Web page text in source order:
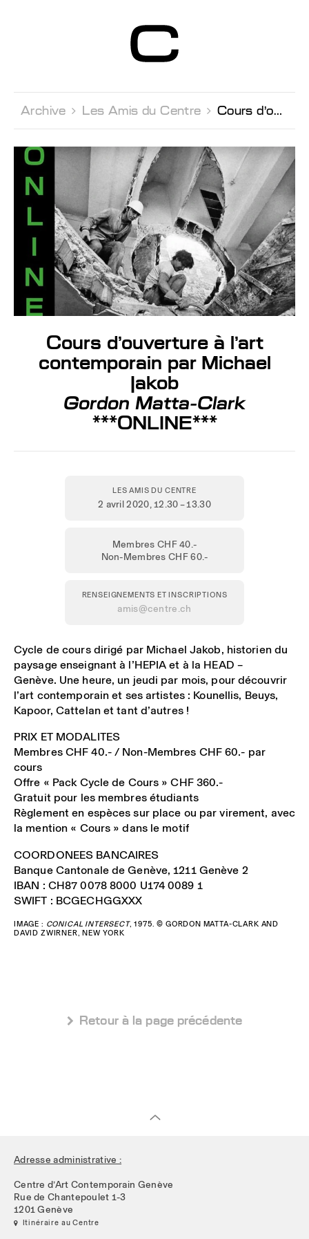
Contemporain
Genève
Archive  Les Amis du Centre  Cours d'ouverture à l'art contemporain par Michael Jakob
Cours d’ouverture à l’art
contemporain par Michael
Jakob
Gordon Matta-Clark
***ONLINE***
LES AMIS DU CENTRE
2 avril 2020, 12.30 – 13.30
Membres CHF 40.-
Non-Membres CHF 60.-
RENSEIGNEMENTS ET INSCRIPTIONS
amis@centre.ch
Cycle de cours dirigé par Michael Jakob, historien du
paysage enseignant à l’HEPIA et à la HEAD –
Genève. Une heure, un jeudi par mois, pour découvrir
l’art contemporain et ses artistes : Kounellis, Beuys,
Kapoor, Cattelan et tant d’autres !
PRIX ET MODALITES
Membres CHF 40.- / Non-Membres CHF 60.- par
cours
Offre « Pack Cycle de Cours » CHF 360.-
Gratuit pour les membres étudiants
Règlement en espèces sur place ou par virement, avec
la mention « Cours » dans le motif
COORDONEES BANCAIRES
Banque Cantonale de Genève, 1211 Genève 2
IBAN : CH87 0078 8000 U174 0089 1
SWIFT : BCGECHGGXXX
IMAGE : CONICAL INTERSECT, 1975. © GORDON MATTA-CLARK AND
DAVID ZWIRNER, NEW YORK
 Retour à la page précédente
Adresse administrative :
Centre d’Art Contemporain Genève
Rue de Chantepoulet 1-3
1201 Genève
 Itinéraire au Centre